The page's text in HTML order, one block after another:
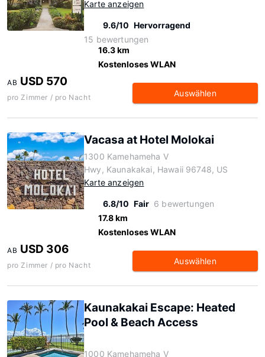
Karte anzeigen
9.6/10 Hervorragend
15 bewertungen
16.3 km
Kostenloses WLAN
AB USD 570
pro Zimmer / pro Nacht Auswählen
Vacasa at Hotel Molokai
1300 Kamehameha V
Hwy, Kaunakakai, Hawaii 96748, US
Karte anzeigen
6.8/10 Fair 6 bewertungen
17.8 km
Kostenloses WLAN
AB USD 306
pro Zimmer / pro Nacht Auswählen
Kaunakakai Escape: Heated
Pool & Beach Access
1000 Kamehameha V